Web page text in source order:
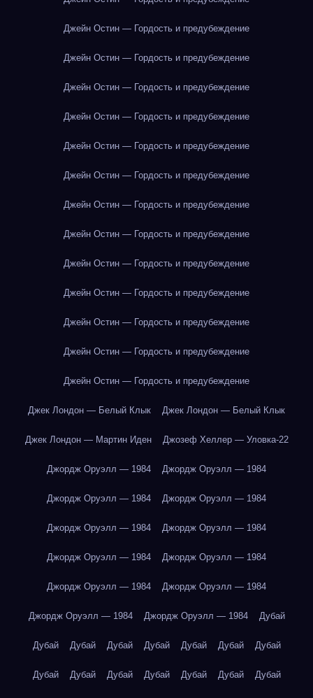
Джейн Остин — Гордость и предубеждение
Джейн Остин — Гордость и предубеждение
Джейн Остин — Гордость и предубеждение
Джейн Остин — Гордость и предубеждение
Джейн Остин — Гордость и предубеждение
Джейн Остин — Гордость и предубеждение
Джейн Остин — Гордость и предубеждение
Джейн Остин — Гордость и предубеждение
Джейн Остин — Гордость и предубеждение
Джейн Остин — Гордость и предубеждение
Джейн Остин — Гордость и предубеждение
Джейн Остин — Гордость и предубеждение
Джейн Остин — Гордость и предубеждение
Джек Лондон — Белый Клык Джек Лондон — Белый Клык
Джек Лондон — Мартин Иден Джозеф Хеллер — Уловка-22
Джордж Оруэлл — 1984 Джордж Оруэлл — 1984
Джордж Оруэлл — 1984 Джордж Оруэлл — 1984
Джордж Оруэлл — 1984 Джордж Оруэлл — 1984
Джордж Оруэлл — 1984 Джордж Оруэлл — 1984
Джордж Оруэлл — 1984 Джордж Оруэлл — 1984
Джордж Оруэлл — 1984 Джордж Оруэлл — 1984 Дубай
Дубай Дубай Дубай Дубай Дубай Дубай Дубай
Дубай Дубай Дубай Дубай Дубай Дубай Дубай